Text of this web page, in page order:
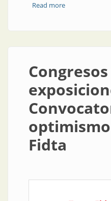
Read moreabout
Fidta